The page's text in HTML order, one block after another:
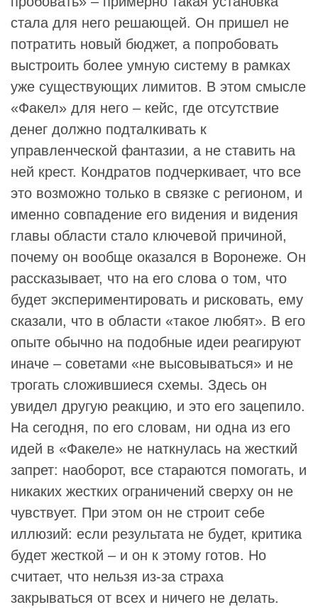
стала для него решающей. Он пришел не
потратить новый бюджет, а попробовать
выстроить более умную систему в рамках
уже существующих лимитов. В этом смысле
«Факел» для него – кейс, где отсутствие
денег должно подталкивать к
управленческой фантазии, а не ставить на
ней крест. Кондратов подчеркивает, что все
это возможно только в связке с регионом, и
именно совпадение его видения и видения
главы области стало ключевой причиной,
почему он вообще оказался в Воронеже. Он
рассказывает, что на его слова о том, что
будет экспериментировать и рисковать, ему
сказали, что в области «такое любят». В его
опыте обычно на подобные идеи реагируют
иначе – советами «не высовываться» и не
трогать сложившиеся схемы. Здесь он
увидел другую реакцию, и это его зацепило.
На сегодня, по его словам, ни одна из его
идей в «Факеле» не наткнулась на жесткий
запрет: наоборот, все стараются помогать, и
никаких жестких ограничений сверху он не
чувствует. При этом он не строит себе
иллюзий: если результата не будет, критика
будет жесткой – и он к этому готов. Но
считает, что нельзя из‑за страха
закрываться от всех и ничего не делать.